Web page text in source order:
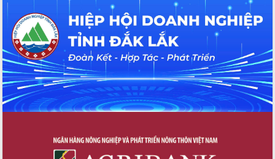
UBND tỉnh họp báo định kỳ tháng 4
năm 2026
Hội thảo khoa học “Giải pháp thúc đẩy
phát triển nền kinh tế xanh tại tỉnh
Đắk Lắk”
Tăng cường giám sát, đôn đốc thực
hiện nhiệm vụ quản lý tài sản công
hàng tuần
tại Trung tâm Phục vụ hành chính